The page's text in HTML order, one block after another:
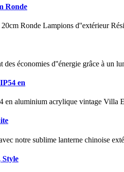
Ronde
Ronde Lampions d''extérieur
économies d''énergie grâce à un
en
en aluminium acrylique vintage Villa
notre sublime lanterne chinoise
Style